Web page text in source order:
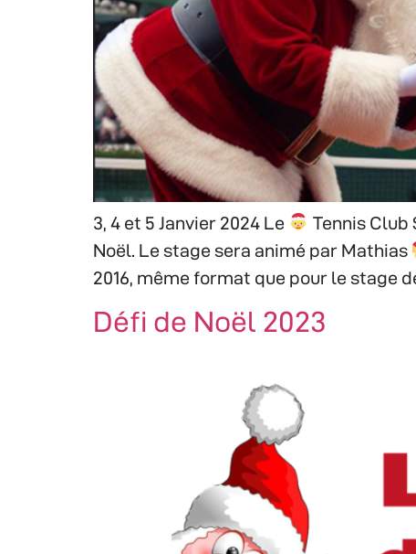
3, 4 et 5 Janvier 2024 Le Tennis Club
Noël. Le stage sera animé par Mathias
2016, même format que pour le stage
Défi de Noël 2023